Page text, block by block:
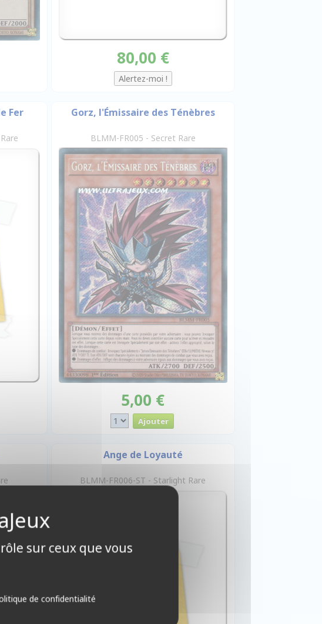
80,00 €
Fer Gorz, l'Émissaire des Ténèbres
BLMM-FR005 - Secret Rare
5,00 €
Ange de Loyauté
BLMM-FR006-ST - Starlight Rare
sur ceux que vous
de confidentialité